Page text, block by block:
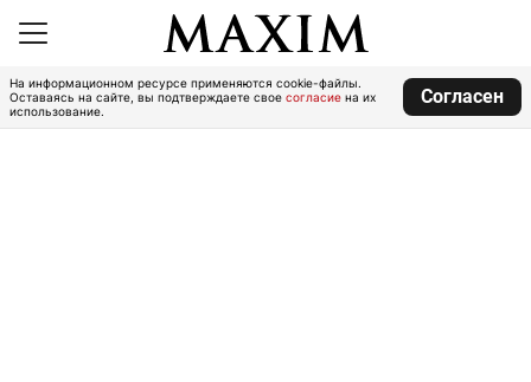
На информационном ресурсе применяются cookie-файлы.
Оставаясь на сайте, вы подтверждаете свое согласие на их
использование.
Согласен